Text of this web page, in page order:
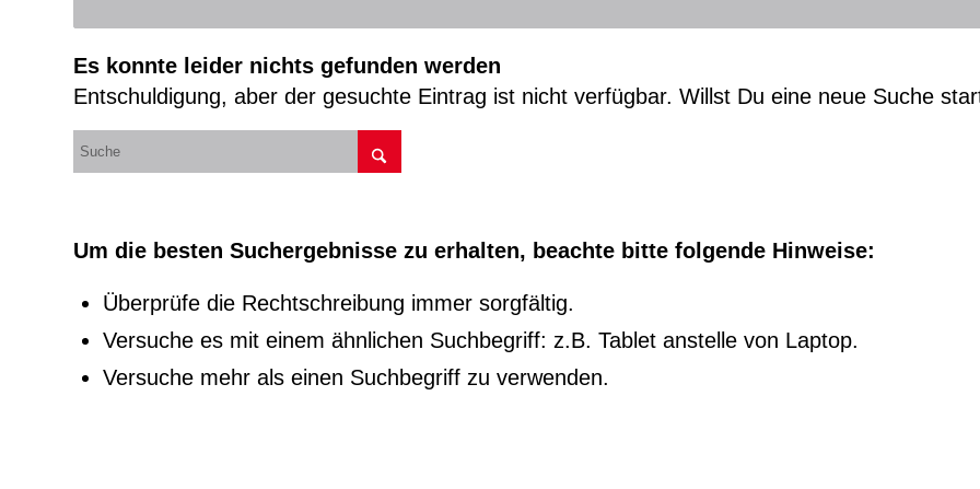
Es konnte leider nichts gefunden werden
Entschuldigung, aber der gesuchte Eintrag ist nicht verfügbar. Willst Du eine neue Suche
Um die besten Suchergebnisse zu erhalten, beachte bitte folgende Hinweise:
Überprüfe die Rechtschreibung immer sorgfältig.
Versuche es mit einem ähnlichen Suchbegriff: z.B. Tablet anstelle von Laptop.
Versuche mehr als einen Suchbegriff zu verwenden.